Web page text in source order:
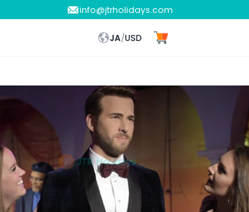
info@jtrholidays.com
JA/USD